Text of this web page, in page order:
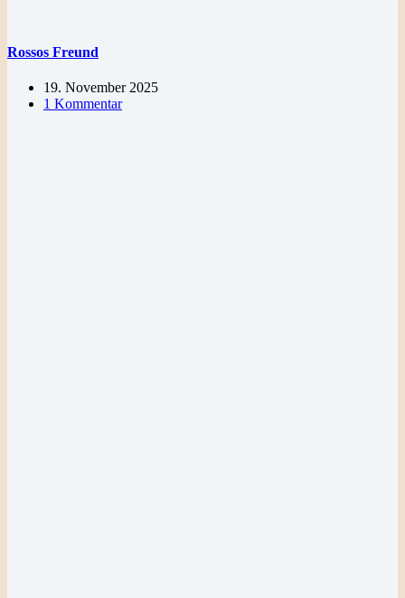
Rossos Freund
19. November 2025
1 Kommentar